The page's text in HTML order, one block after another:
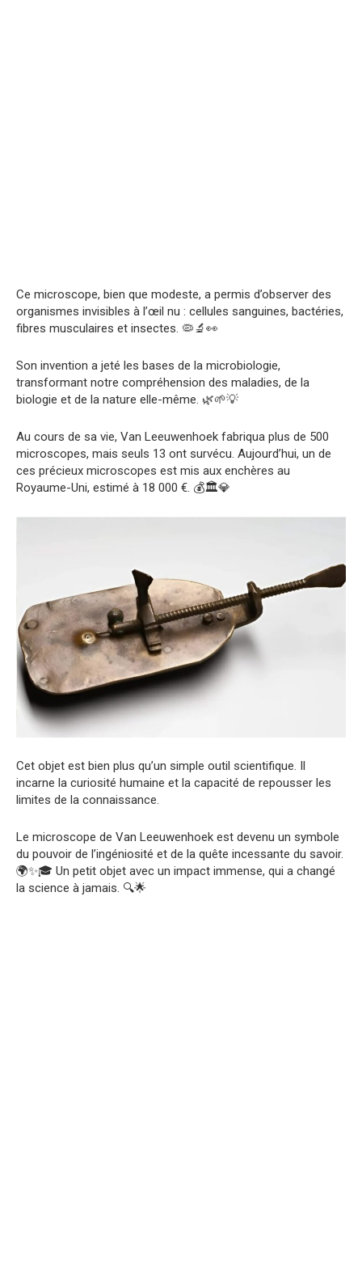
Ce microscope, bien que modeste, a permis d’observer des
organismes invisibles à l’œil nu : cellules sanguines, bactéries,
fibres musculaires et insectes. 🦠🔬👀
Son invention a jeté les bases de la microbiologie,
transformant notre compréhension des maladies, de la
biologie et de la nature elle-même. 🌿🌱💡
Au cours de sa vie, Van Leeuwenhoek fabriqua plus de 500
microscopes, mais seuls 13 ont survécu. Aujourd’hui, un de
ces précieux microscopes est mis aux enchères au
Royaume-Uni, estimé à 18 000 €. 💰🏛️💎
Cet objet est bien plus qu’un simple outil scientifique. Il
incarne la curiosité humaine et la capacité de repousser les
limites de la connaissance.
Le microscope de Van Leeuwenhoek est devenu un symbole
du pouvoir de l’ingéniosité et de la quête incessante du savoir.
🌍✨🎓 Un petit objet avec un impact immense, qui a changé
la science à jamais. 🔍🌟